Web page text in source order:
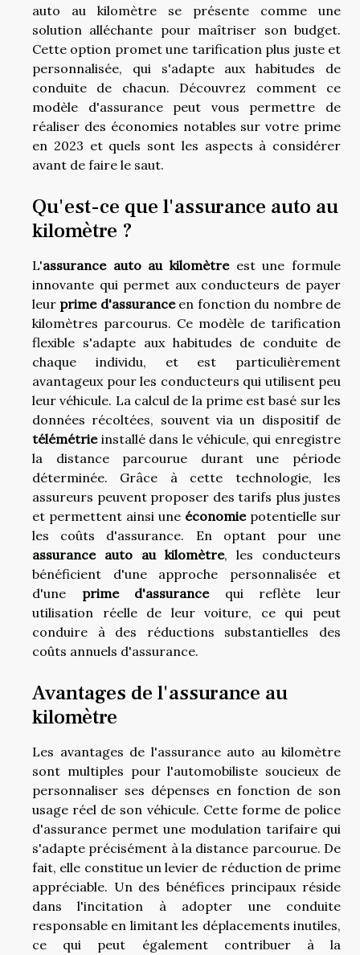
auto au kilomètre se présente comme une
solution alléchante pour maîtriser son budget.
Cette option promet une tarification plus juste et
personnalisée, qui s'adapte aux habitudes de
conduite de chacun. Découvrez comment ce
modèle d'assurance peut vous permettre de
réaliser des économies notables sur votre prime
en 2023 et quels sont les aspects à considérer
avant de faire le saut.
Qu'est-ce que l'assurance auto au
kilomètre ?
L'assurance auto au kilomètreest une formule
innovante qui permet aux conducteurs de payer
leur prime d'assuranceen fonction du nombre de
kilomètres parcourus. Ce modèle de tarification
flexible s'adapte aux habitudes de conduite de
chaque individu, et est particulièrement
avantageux pour les conducteurs qui utilisent peu
leur véhicule. La calcul de la prime est basé sur les
données récoltées, souvent via un dispositif de
télémétrieinstallé dans le véhicule, qui enregistre
la distance parcourue durant une période
déterminée. Grâce à cette technologie, les
assureurs peuvent proposer des tarifs plus justes
et permettent ainsi une économiepotentielle sur
les coûts d'assurance. En optant pour une
assurance auto au kilomètre, les conducteurs
bénéficient d'une approche personnalisée et
d'une prime d'assurancequi reflète leur
utilisation réelle de leur voiture, ce qui peut
conduire à des réductions substantielles des
coûts annuels d'assurance.
Avantages de l'assurance au
kilomètre
Les avantages de l'assurance auto au kilomètre
sont multiples pour l'automobiliste soucieux de
personnaliser ses dépenses en fonction de son
usage réel de son véhicule. Cette forme de police
d'assurance permet une modulation tarifaire qui
s'adapte précisément à la distance parcourue. De
fait, elle constitue un levier de réduction de prime
appréciable. Un des bénéfices principaux réside
dans l'incitation à adopter une conduite
responsable en limitant les déplacements inutiles,
ce qui peut également contribuer à la